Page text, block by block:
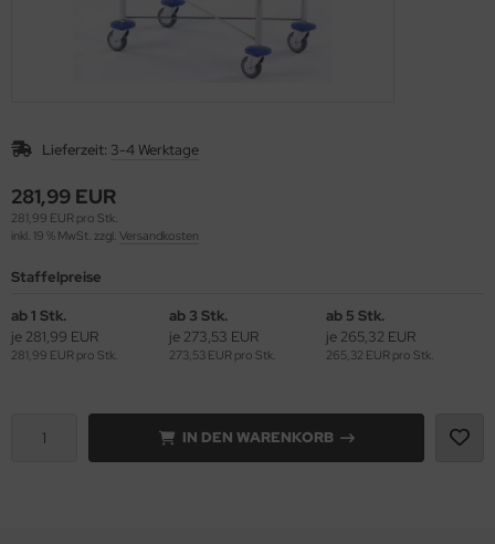
Lieferzeit: 3-4 Werktage
281,99 EUR
281,99 EUR pro Stk.
inkl. 19 % MwSt. zzgl. Versandkosten
Staffelpreise
ab 1 Stk.
je 281,99 EUR
281,99 EUR pro Stk.
ab 3 Stk.
je 273,53 EUR
273,53 EUR pro Stk.
ab 5 Stk.
je 265,32 EUR
265,32 EUR pro Stk.
IN DEN WARENKORB